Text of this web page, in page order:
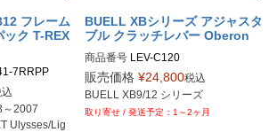
フレーム
ック T-REX
7RRPP
7Replaceme
2007
Ulysses/Lig
BUELL XBシリーズ アジャスタ
ブル クラッチレバー Oberon
商品番号 LEV-C120
レバースタイル：Standard；1、Air
o；2、Custom；3
レバーカラー：Black；-BLK、Blu
e；BLU、 Gold； GLD
販売価格 ¥24,800税込
1～2ヶ月